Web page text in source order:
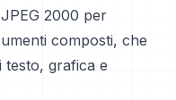
2000 per
composti, che
testo, grafica e